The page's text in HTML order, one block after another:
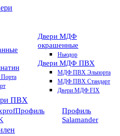
Двери МДФ
окрашенные
Ньюдор
Двери МДФ ПВХ
МДФ ПВХ Эльпорта
МДФ ПВХ Стандарт
Двери МДФ FIX
ПВХ
Профиль
Профиль
Salamander